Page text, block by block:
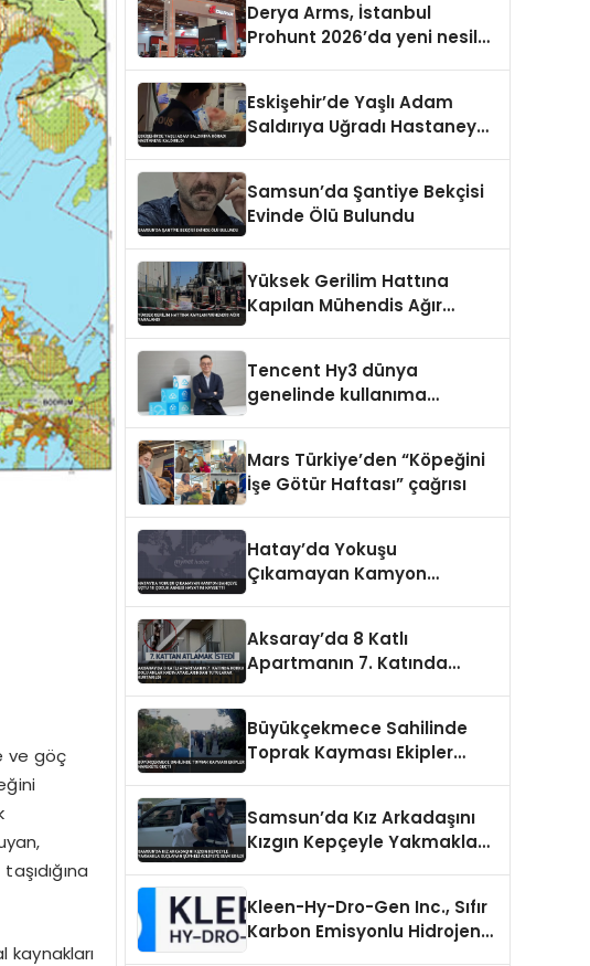
ve göç
kaynakları
Derya Arms, İstanbul
Prohunt 2026’da yeni nesil
Eskişehir’de Yaşlı Adam
Saldırıya Uğradı Hastaneye
Samsun’da Şantiye Bekçisi
Evinde Ölü Bulundu
Yüksek Gerilim Hattına
Kapılan Mühendis Ağır
Tencent Hy3 dünya
genelinde kullanıma
Mars Türkiye’den “Köpeğini
İşe Götür Haftası” çağrısı
Hatay’da Yokuşu
Çıkamayan Kamyon
Aksaray’da 8 Katlı
Apartmanın 7. Katında
Kurtarıldı
Büyükçekmece Sahilinde
Toprak Kayması Ekipler
Samsun’da Kız Arkadaşını
Kızgın Kepçeyle Yakmakla
Kleen-Hy-Dro-Gen Inc., Sıfır
Karbon Emisyonlu Hidrojen